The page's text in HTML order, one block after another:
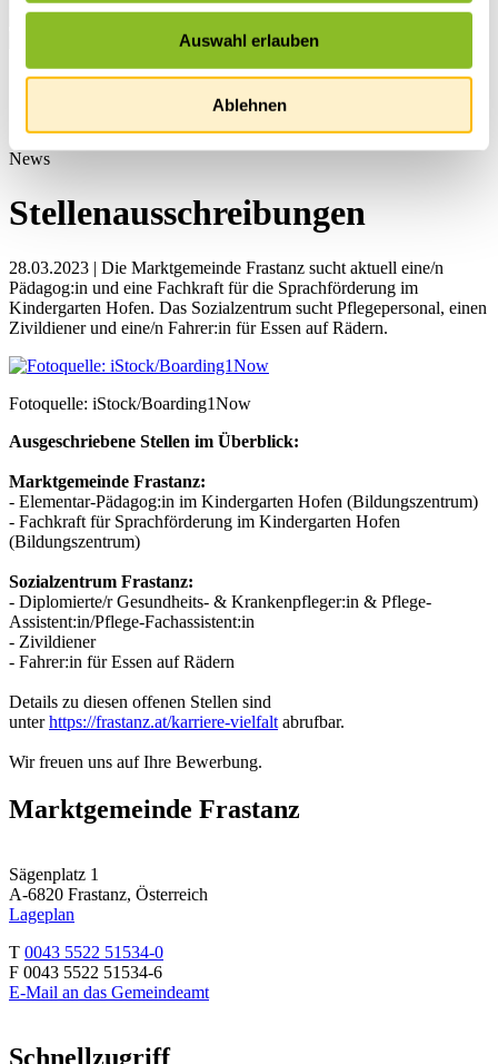
Auswahl erlauben
Ablehnen
Startseite
News
Stellenausschreibungen
28.03.2023 | Die Marktgemeinde Frastanz sucht aktuell eine/n
Pädagog:in und eine Fachkraft für die Sprachförderung im
Kindergarten Hofen. Das Sozialzentrum sucht Pflegepersonal, einen
Zivildiener und eine/n Fahrer:in für Essen auf Rädern.
Fotoquelle: iStock/Boarding1Now
Ausgeschriebene Stellen im Überblick:
Marktgemeinde Frastanz:
- Elementar-Pädagog:in im Kindergarten Hofen (Bildungszentrum)
- Fachkraft für Sprachförderung im Kindergarten Hofen
(Bildungszentrum)
Sozialzentrum Frastanz:
- Diplomierte/r Gesundheits- & Krankenpfleger:in & Pflege-
Assistent:in/Pflege-Fachassistent:in
- Zivildiener
- Fahrer:in für Essen auf Rädern
Details zu diesen offenen Stellen sind
unterhttps://frastanz.at/karriere-vielfalt abrufbar.
Wir freuen uns auf Ihre Bewerbung.
Marktgemeinde Frastanz
Sägenplatz 1
A-6820 Frastanz, Österreich
Lageplan
T 0043 5522 51534-0
F 0043 5522 51534-6
E-Mail an das Gemeindeamt
Schnellzugriff